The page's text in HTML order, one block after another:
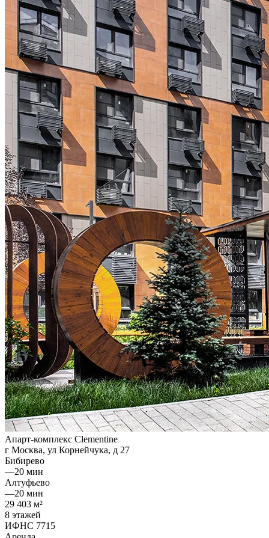
Апарт-комплекс Clementine
г Москва, ул Корнейчука, д 27
Бибирево
—20 мин
Алтуфьево
—20 мин
29 403 м²
8 этажей
ИФНС 7715